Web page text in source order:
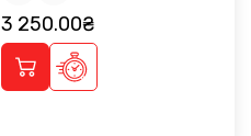
3 250.00₴